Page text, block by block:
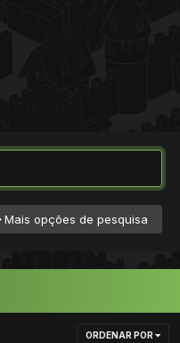
Mais opções de pesquisa
ORDENAR POR